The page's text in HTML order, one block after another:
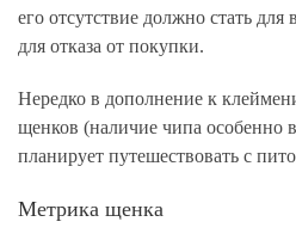
его отсутствие должно стать
для отказа от покупки.
Нередко в дополнение к
щенков (наличие чипа особенно
планирует путешествовать с
Метрика щенка